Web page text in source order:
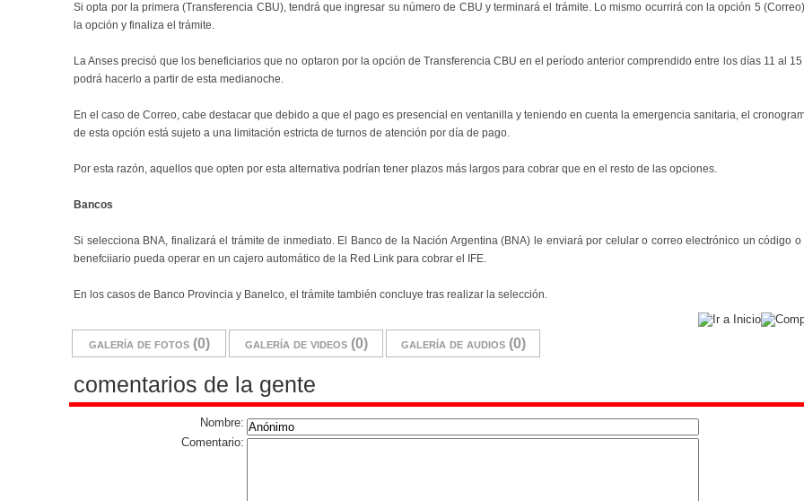
Si opta por la primera (Transferencia CBU), tendrá que ingresar su número de CBU y terminará el trámite. Lo mismo ocurrirá con la opción 5
la opción y finaliza el trámite.
La Anses precisó que los beneficiarios que no optaron por la opción de Transferencia CBU en el período anterior comprendido entre los días 11 al
podrá hacerlo a partir de esta medianoche.
En el caso de Correo, cabe destacar que debido a que el pago es presencial en ventanilla y teniendo en cuenta la emergencia sanitaria, el
de esta opción está sujeto a una limitación estricta de turnos de atención por día de pago.
Por esta razón, aquellos que opten por esta alternativa podrían tener plazos más largos para cobrar que en el resto de las opciones.
Bancos
Si selecciona BNA, finalizará el trámite de inmediato. El Banco de la Nación Argentina (BNA) le enviará por celular o correo electrónico un código o
benefciiario pueda operar en un cajero automático de la Red Link para cobrar el IFE.
En los casos de Banco Provincia y Banelco, el trámite también concluye tras realizar la selección.
galería de fotos (0) galería de videos (0) galería de audios (0)
comentarios de la gente
Nombre:
Comentario: